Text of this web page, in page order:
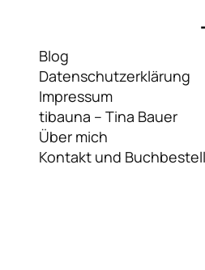
springen
Blog
Datenschutzerklärung
Impressum
tibauna – Tina Bauer
Über mich
Kontakt und